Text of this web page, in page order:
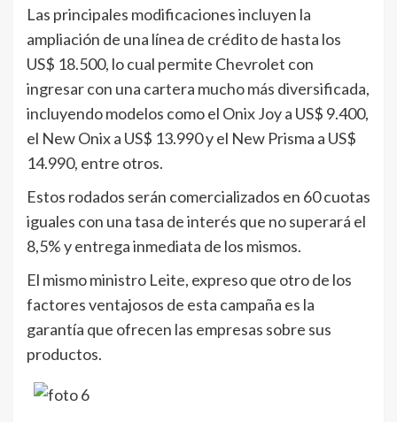
Las principales modificaciones incluyen la
ampliación de una línea de crédito de hasta los
US$ 18.500, lo cual permite Chevrolet con
ingresar con una cartera mucho más diversificada,
incluyendo modelos como el Onix Joy a US$ 9.400,
el New Onix a US$ 13.990 y el New Prisma a US$
14.990, entre otros.
Estos rodados serán comercializados en 60 cuotas
iguales con una tasa de interés que no superará el
8,5% y entrega inmediata de los mismos.
El mismo ministro Leite, expreso que otro de los
factores ventajosos de esta campaña es la
garantía que ofrecen las empresas sobre sus
productos.